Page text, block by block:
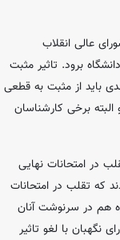
عالی انقلاب
برود. تاثیر مثبت
کنکور ۱۴۰۱، ۴۰ درصد بود؛ اما در کنکور ۱۴۰۲ این تاثیر ۴۰ درصدی باید از مثبت به قطعی
و البته برخی کارشناسان
در امتحانات نهایی
که تقلب در امتحانات
بالا رفتن نمرات و معدل دانشجویان می‌شود؛ به‌طوری که ۰.۲۵ نمره هم در سرنوشت آنان
نگهبان با لغو تاثیر